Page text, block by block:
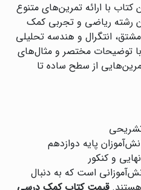
با ارائه تمرین‌های متنوع
رشته ریاضی و تجربی کمک
انتگرال و هندسه تحلیلی
توضیحات مختصر و مثال‌های
از سطح ساده تا
پایه دوازدهم
و کنکور
است که به دنبال
قیمت کتاب کمک درسی